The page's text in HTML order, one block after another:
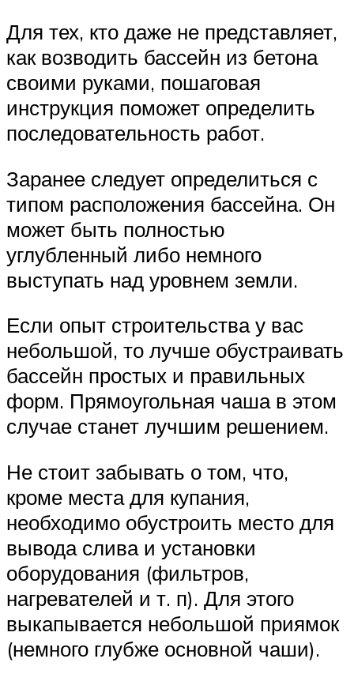
Для тех, кто даже не представляет,
как возводить бассейн из бетона
своими руками, пошаговая
инструкция поможет определить
последовательность работ.
Заранее следует определиться с
типом расположения бассейна. Он
может быть полностью
углубленный либо немного
выступать над уровнем земли.
Если опыт строительства у вас
небольшой, то лучше обустраивать
бассейн простых и правильных
форм. Прямоугольная чаша в этом
случае станет лучшим решением.
Не стоит забывать о том, что,
кроме места для купания,
необходимо обустроить место для
вывода слива и установки
оборудования (фильтров,
нагревателей и т. п). Для этого
выкапывается небольшой приямок
(немного глубже основной чаши).